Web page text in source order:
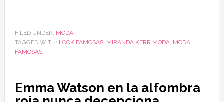
FILED UNDER: MODA
TAGGED WITH: LOOK FAMOSAS, MIRANDA KERR MODA, MODA
FAMOSAS
Emma Watson en la alfombra